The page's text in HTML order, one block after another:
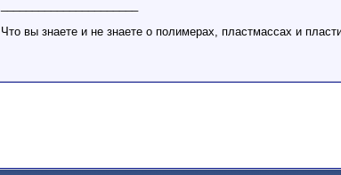
Что вы знаете и не знаете о полимерах, пластмассах и